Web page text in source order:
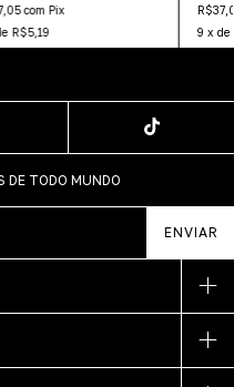
com Pix
R$5,19
9 x de
DE TODO MUNDO